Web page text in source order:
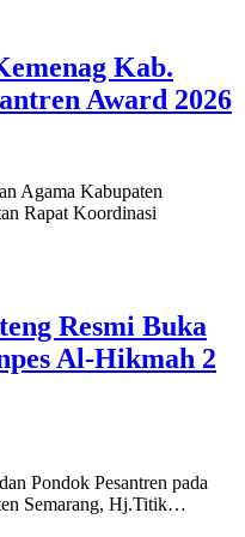
Kab.
Award 2026
Agama Kabupaten
Rapat Koordinasi
Resmi Buka
Al-Hikmah 2
Pondok Pesantren pada
Semarang, Hj.Titik…